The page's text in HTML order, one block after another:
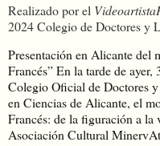
Realizado por el
2024 Colegio de Doctores y
Presentación en Alicante del
Francés” En la tarde de ayer,
Colegio Oficial de Doctores
en Ciencias de Alicante, el
Francés: de la figuración a la
Asociación Cultural